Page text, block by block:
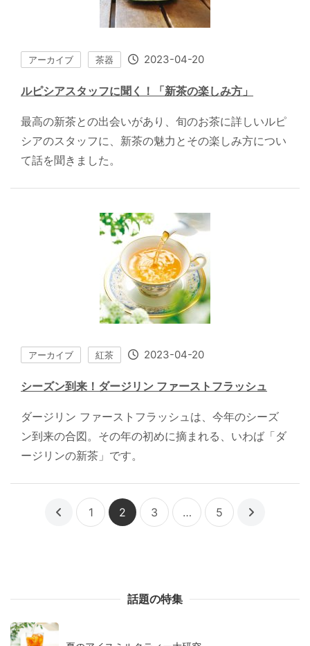
アーカイブ 茶器 2023-04-20
ルピシアスタッフに聞く！「新茶の楽しみ方」
最高の新茶との出会いがあり、旬のお茶に詳しいルピ
シアのスタッフに、新茶の魅力とその楽しみ方につい
て話を聞きました。
アーカイブ 紅茶 2023-04-20
シーズン到来！ダージリン ファーストフラッシュ
ダージリン ファーストフラッシュは、今年のシーズ
ン到来の合図。その年の初めに摘まれる、いわば「ダ
ージリンの新茶」です。
1 2 3 … 5
話題の特集